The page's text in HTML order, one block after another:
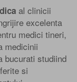
al clinicii
excelenta
medici tineri,
medicinii
bucurati studiind
si